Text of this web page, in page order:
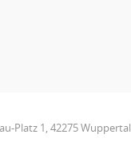
Platz 1, 42275 Wuppertal